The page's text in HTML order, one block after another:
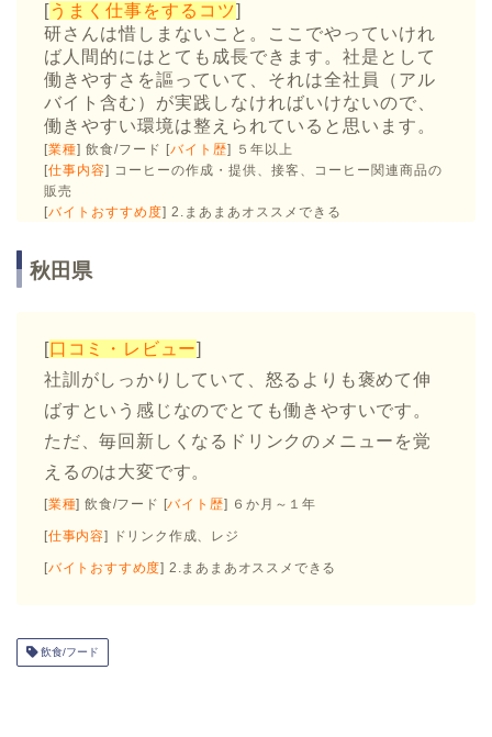
[うまく仕事をするコツ]
研さんは惜しまないこと。ここでやっていけれ
ば人間的にはとても成長できます。社是として
働きやすさを謳っていて、それは全社員（アル
バイト含む）が実践しなければいけないので、
働きやすい環境は整えられていると思います。
[業種] 飲食/フード [バイト歴] ５年以上
[仕事内容] コーヒーの作成・提供、接客、コーヒー関連商品の
販売
[バイトおすすめ度] 2.まあまあオススメできる
秋田県
[口コミ・レビュー]
社訓がしっかりしていて、怒るよりも褒めて伸
ばすという感じなのでとても働きやすいです。
ただ、毎回新しくなるドリンクのメニューを覚
えるのは大変です。
[業種] 飲食/フード [バイト歴] ６か月～１年
[仕事内容] ドリンク作成、レジ
[バイトおすすめ度] 2.まあまあオススメできる
飲食/フード